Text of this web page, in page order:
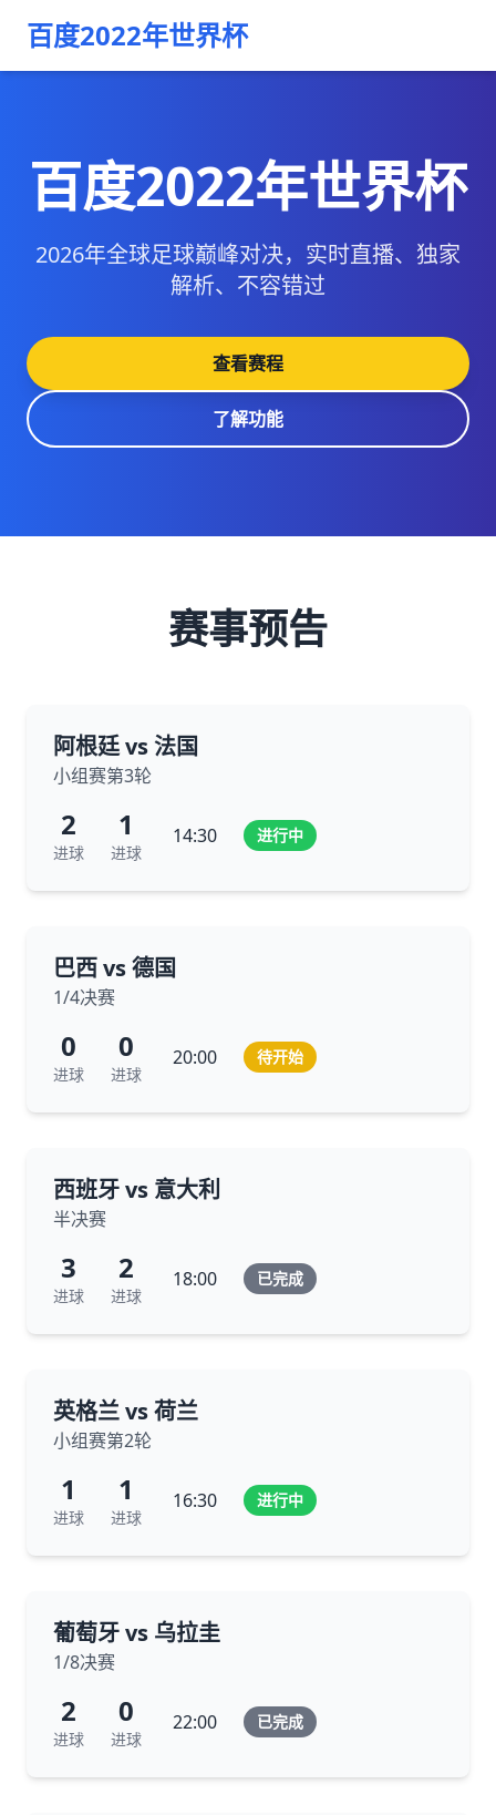
百度2022年世界杯
百度2022年世界杯
2026年全球足球巅峰对决，实时直播、独家
解析、不容错过
查看赛程
了解功能
赛事预告
阿根廷 vs 法国
小组赛第3轮
2
进球
1
进球
14:30 进行中
巴西 vs 德国
1/4决赛
0
进球
0
进球
20:00 待开始
西班牙 vs 意大利
半决赛
3
进球
2
进球
18:00 已完成
英格兰 vs 荷兰
小组赛第2轮
1
进球
1
进球
16:30 进行中
葡萄牙 vs 乌拉圭
1/8决赛
2
进球
0
进球
22:00 已完成